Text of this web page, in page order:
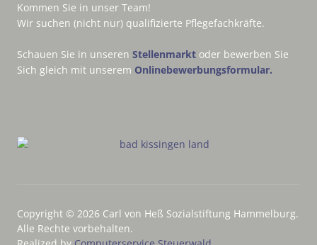
Kommen Sie in unser Team!
Wir suchen (nicht nur) qualifizierte Pflegefachkräfte.
Schauen Sie in unseren Stellenmarkt oder bewerben Sie
Sich gleich mit unserem Onlinebewerbungsformular.
Copyright © 2026 Carl von Heß Sozialstiftung Hammelburg.
Alle Rechte vorbehalten.